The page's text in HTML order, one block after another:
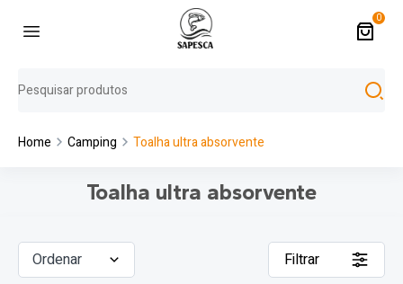
0
Home Camping Toalha ultra absorvente
Toalha ultra absorvente
Filtrar
Ordenar